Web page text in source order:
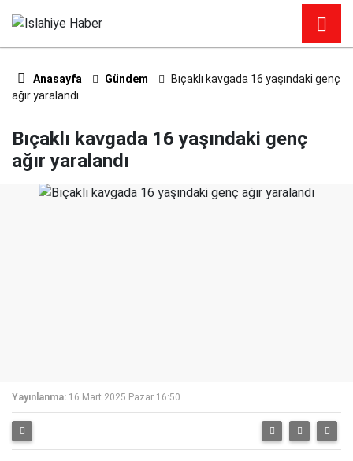
Anasayfa Gündem
Bıçaklı kavgada 16 yaşındaki genç
ağır yaralandı
Bıçaklı kavgada 16 yaşındaki genç
ağır yaralandı
Yayınlanma: 16 Mart 2025 Pazar 16:50